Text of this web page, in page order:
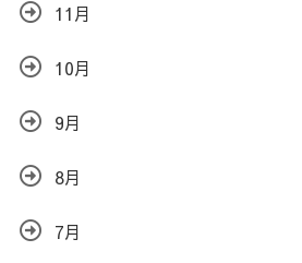
11月
10月
9月
8月
7月